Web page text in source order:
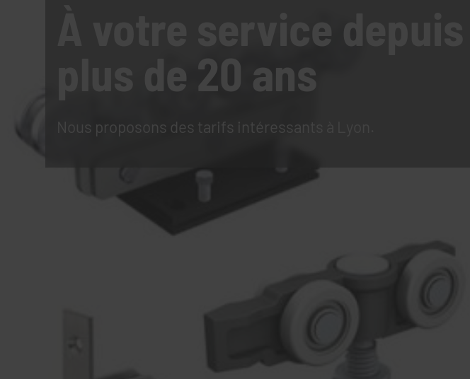
À votre service depuis
plus de 20 ans
Nous proposons des tarifs intéressants à Lyon.